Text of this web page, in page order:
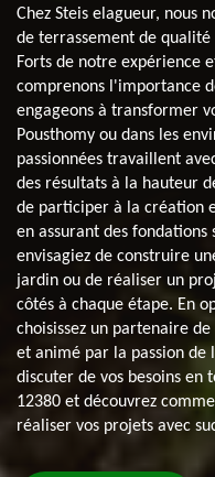
Chez Steis elagueur, nous
de terrassement de
Forts de notre expérience
comprenons l'importance
engageons à transformer
Pousthomy ou dans les
passionnées travaillent
des résultats à la hauteur
de participer à la création
en assurant des fondations
envisagiez de construire
jardin ou de réaliser un
côtés à chaque étape. En
choisissez un partenaire
et animé par la passion de
discuter de vos besoins en
12380 et découvrez
réaliser vos projets avec